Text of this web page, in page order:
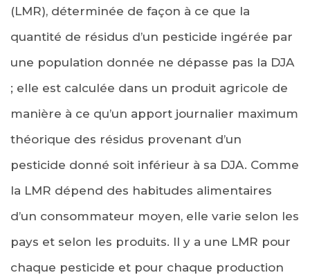
(LMR), déterminée de façon à ce que la
quantité de résidus d’un pesticide ingérée par
une population donnée ne dépasse pas la DJA
; elle est calculée dans un produit agricole de
manière à ce qu’un apport journalier maximum
théorique des résidus provenant d’un
pesticide donné soit inférieur à sa DJA. Comme
la LMR dépend des habitudes alimentaires
d’un consommateur moyen, elle varie selon les
pays et selon les produits. Il y a une LMR pour
chaque pesticide et pour chaque production